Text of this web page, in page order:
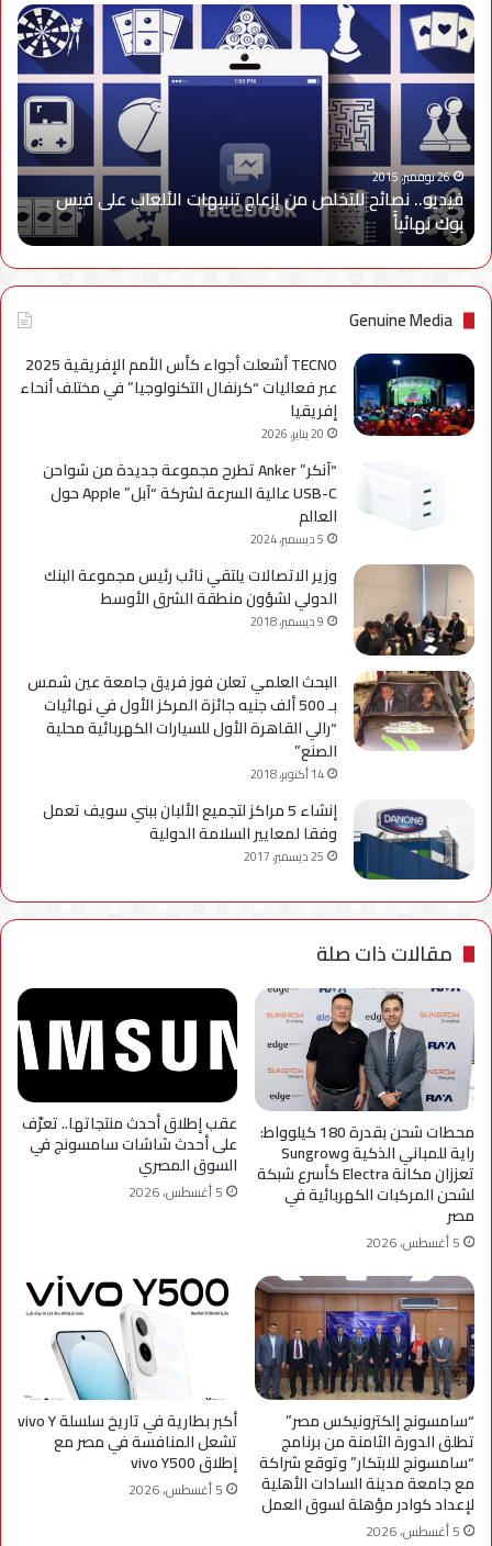
فيديو..
نصائح
للتخلص
من
إزعاج
تنبيهات
الألعاب
على
فيس
بوك
نهائياًَ
26 نوفمبر، 2015
فيديو.. نصائح للتخلص من إزعاج تنبيهات الألعاب على فيس
بوك نهائياًَ
Genuine Media
TECNO أشعلت أجواء كأس الأمم الإفريقية 2025
عبر فعاليات “كرنفال التكنولوجيا” في مختلف أنحاء
إفريقيا
20 يناير، 2026
“آنكر” Anker تطرح مجموعة جديدة من شواحن
USB-C عالية السرعة لشركة “آبل” Apple حول
العالم
5 ديسمبر، 2024
وزير الاتصالات يلتقي نائب رئيس مجموعة البنك
الدولي لشؤون منطقة الشرق الأوسط
9 ديسمبر، 2018
البحث العلمي تعلن فوز فريق جامعة عين شمس
بـ 500 ألف جنيه جائزة المركز الأول في نهائيات
“رالي القاهرة الأول للسيارات الكهربائية محلية
الصنع”
14 أكتوبر، 2018
إنشاء 5 مراكز لتجميع الألبان ببني سويف تعمل
وفقا لمعايير السلامة الدولية
25 ديسمبر، 2017
مقالات ذات صلة
محطات شحن بقدرة 180 كيلوواط:
راية للمباني الذكية وSungrow
تعززان مكانة Electra كأسرع شبكة
لشحن المركبات الكهربائية في
مصر
5 أغسطس، 2026
عقب إطلاق أحدث منتجاتها.. تعرّف
على أحدث شاشات سامسونج في
السوق المصري
5 أغسطس، 2026
“سامسونج إلكترونيكس مصر”
تطلق الدورة الثامنة من برنامج
“سامسونج للابتكار” وتوقع شراكة
مع جامعة مدينة السادات الأهلية
لإعداد كوادر مؤهلة لسوق العمل
5 أغسطس، 2026
أكبر بطارية في تاريخ سلسلة vivo Y
تشعل المنافسة في مصر مع
إطلاق vivo Y500
5 أغسطس، 2026